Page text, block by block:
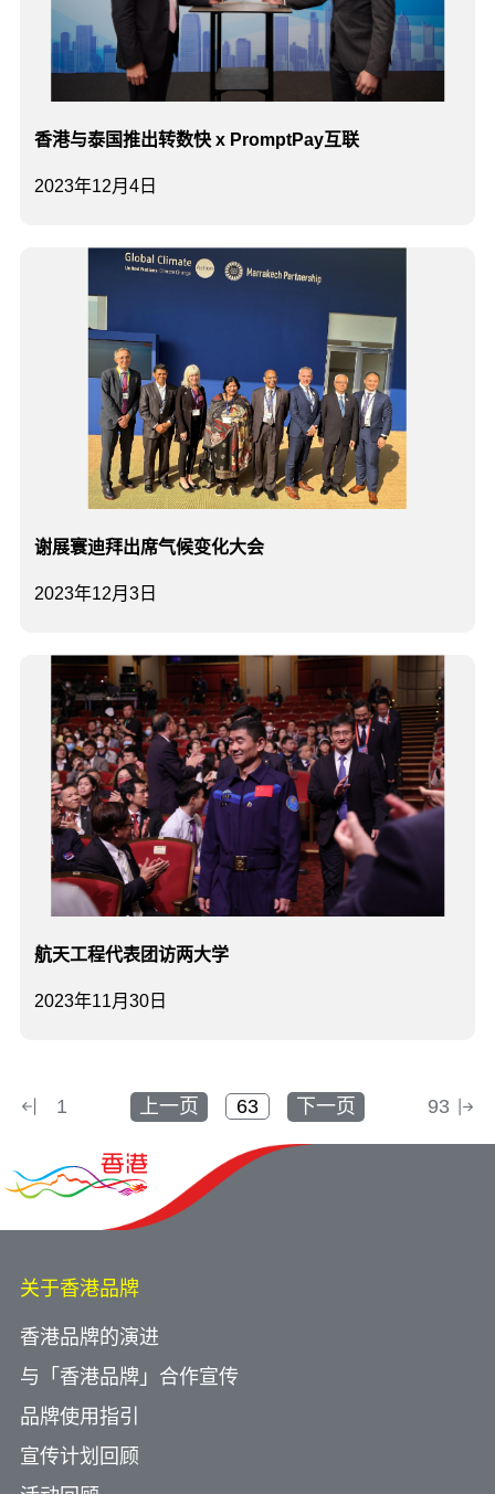
2023年12月4日
​香港与泰国推出转数快 x PromptPay互联
2023年12月3日
谢展寰迪拜出席气候变化大会
2023年11月30日
航天工程代表团访两大学
1 上一页 下一页 93
关于香港品牌
香港品牌的演进
与「香港品牌」合作宣传
品牌使用指引
宣传计划回顾